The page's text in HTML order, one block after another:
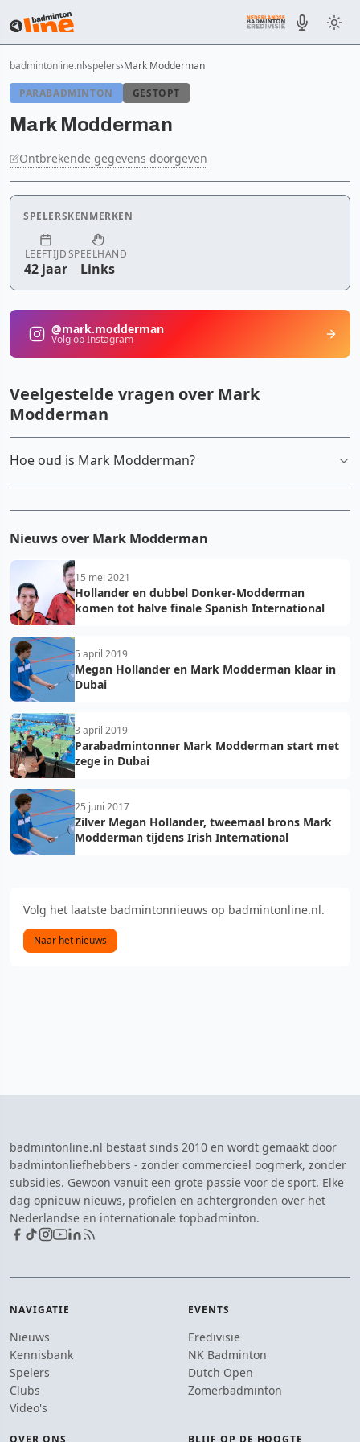
badmintonline.nl spelers Mark Modderman
PARABADMINTON
GESTOPT
Mark Modderman
Ontbrekende gegevens doorgeven
SPELERSKENMERKEN
LEEFTIJD
42 jaar
SPEELHAND
Links
@mark.modderman
Volg op Instagram
Veelgestelde vragen over Mark
Modderman
Hoe oud is Mark Modderman?
Nieuws over Mark Modderman
15 mei 2021
Hollander en dubbel Donker-Modderman
komen tot halve finale Spanish International
5 april 2019
Megan Hollander en Mark Modderman klaar in
Dubai
3 april 2019
Parabadmintonner Mark Modderman start met
zege in Dubai
25 juni 2017
Zilver Megan Hollander, tweemaal brons Mark
Modderman tijdens Irish International
Volg het laatste badmintonnieuws op badmintonline.nl.
Naar het nieuws
badmintonline.nl bestaat sinds 2010 en wordt gemaakt door
badmintonliefhebbers - zonder commercieel oogmerk, zonder
subsidies. Gewoon vanuit een grote passie voor de sport. Elke
dag opnieuw nieuws, profielen en achtergronden over het
Nederlandse en internationale topbadminton.
NAVIGATIE
Nieuws
Kennisbank
Spelers
Clubs
Video's
EVENTS
Eredivisie
NK Badminton
Dutch Open
Zomerbadminton
OVER ONS BLIJF OP DE HOOGTE